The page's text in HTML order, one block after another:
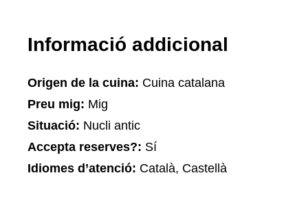
Informació addicional
Origen de la cuina: Cuina catalana
Preu mig: Mig
Situació: Nucli antic
Accepta reserves?: Sí
Idiomes d’atenció: Català, Castellà